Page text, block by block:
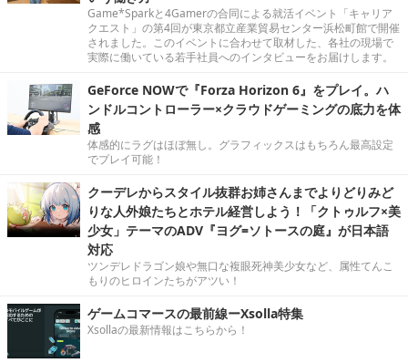
Game*Sparkと4Gamerの合同による就活イベント「キャリア
クエスト」の第4回が東京都立産業貿易センター浜松町館で開催
されました。このイベントに合わせて取材した、各社の現場で
実際に働いている若手社員へのインタビューをお届けします。
GeForce NOWで『Forza Horizon 6』をプレイ。ハ
ンドルコントローラー×クラウドゲーミングの底力を体
感
体感的にラグはほぼ無し。グラフィックスはもちろん最高設定
でプレイ可能！
クーデレからスタイル抜群お姉さんまでよりどりみど
りな人外娘たちとホテル経営しよう！「クトゥルフ×美
少女」テーマのADV『ヨグ=ソトースの庭』が日本語
対応
ツンデレドラゴン娘や無口な複眼死神美少女など、属性てんこ
もりのヒロインたちがアツい！
ゲームコマースの最前線ーXsolla特集
Xsollaの最新情報はこちらから！